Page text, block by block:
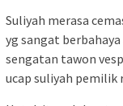
Suliyah merasa
yg sangat
sengatan tawon
ucap suliyah pemilik